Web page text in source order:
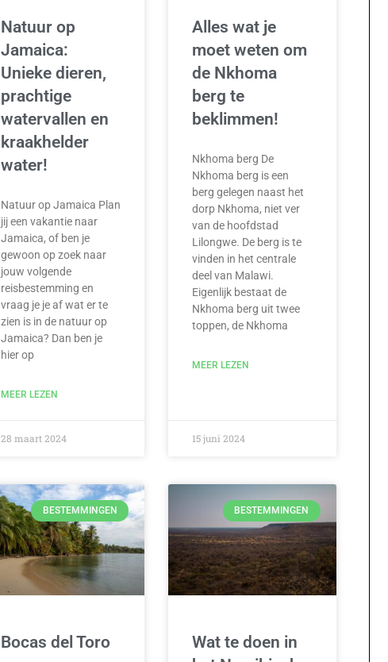
Natuur op
Jamaica:
Unieke dieren,
prachtige
watervallen en
kraakhelder
water!
Natuur op Jamaica Plan
jij een vakantie naar
Jamaica, of ben je
gewoon op zoek naar
jouw volgende
reisbestemming en
vraag je je af wat er te
zien is in de natuur op
Jamaica? Dan ben je
hier op
MEER LEZEN
28 maart 2024
Alles wat je
moet weten om
de Nkhoma
berg te
beklimmen!
Nkhoma berg De
Nkhoma berg is een
berg gelegen naast het
dorp Nkhoma, niet ver
van de hoofdstad
Lilongwe. De berg is te
vinden in het centrale
deel van Malawi.
Eigenlijk bestaat de
Nkhoma berg uit twee
toppen, de Nkhoma
MEER LEZEN
15 juni 2024
BESTEMMINGEN
Bocas del Toro
BESTEMMINGEN
Wat te doen in